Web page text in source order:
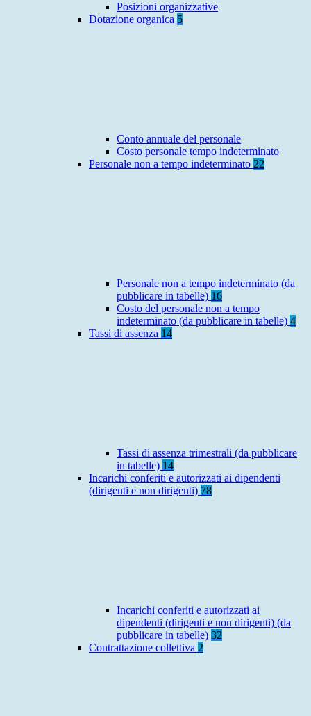
Posizioni organizzative
Dotazione organica 5
Conto annuale del personale
Costo personale tempo indeterminato
Personale non a tempo indeterminato 22
Personale non a tempo indeterminato (da
pubblicare in tabelle) 16
Costo del personale non a tempo
indeterminato (da pubblicare in tabelle) 4
Tassi di assenza 14
Tassi di assenza trimestrali (da pubblicare
in tabelle) 14
Incarichi conferiti e autorizzati ai dipendenti
(dirigenti e non dirigenti) 78
Incarichi conferiti e autorizzati ai
dipendenti (dirigenti e non dirigenti) (da
pubblicare in tabelle) 32
Contrattazione collettiva 2